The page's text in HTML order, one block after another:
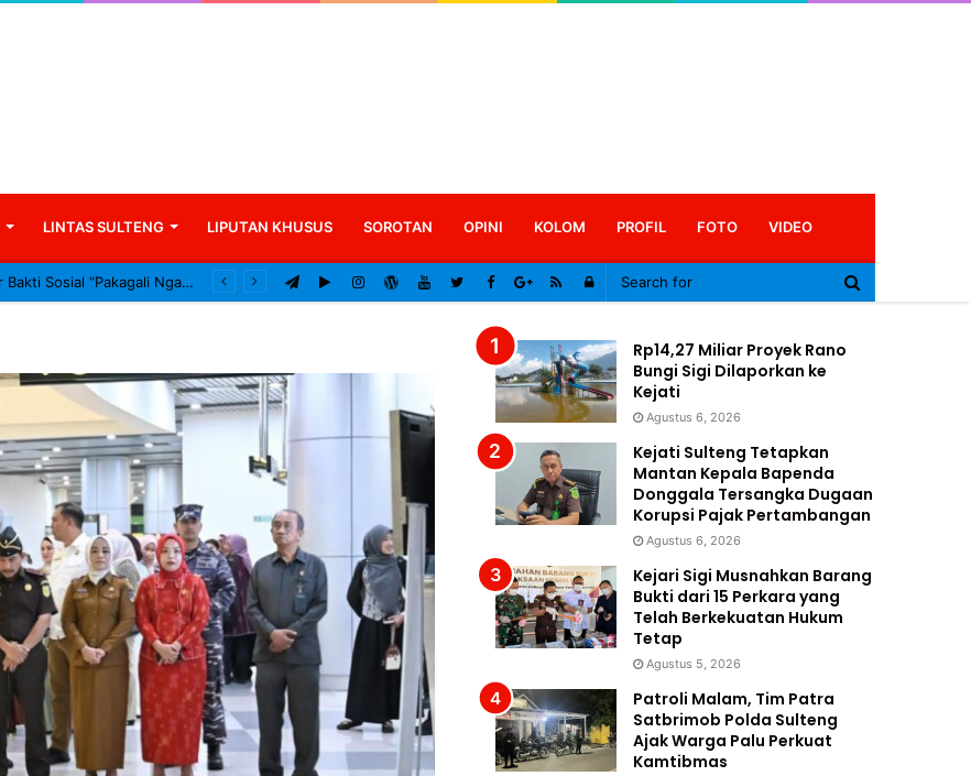
LINTAS SULTENG LIPUTAN KHUSUS SOROTAN OPINI KOLOM PROFIL FOTO VIDEO
Desa Karawana Gelar Bakti Sosial “Pakagali Ngata”, Libatkan TNI, Polri dan Masyarakat Log
Rp14,27 Miliar Proyek Rano
Bungi Sigi Dilaporkan ke
Kejati
Agustus 6, 2026
Kejati Sulteng Tetapkan
Mantan Kepala Bapenda
Donggala Tersangka Dugaan
Korupsi Pajak Pertambangan
Agustus 6, 2026
Kejari Sigi Musnahkan Barang
Bukti dari 15 Perkara yang
Telah Berkekuatan Hukum
Tetap
Agustus 5, 2026
Patroli Malam, Tim Patra
Satbrimob Polda Sulteng
Ajak Warga Palu Perkuat
Kamtibmas